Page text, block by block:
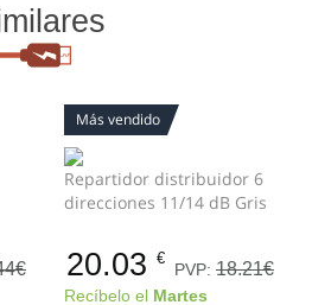
Más vendido
Repartidor distribuidor 6
direcciones 11/14 dB Gris
20.03 €
PVP: 18.21€
Recíbelo el Martes